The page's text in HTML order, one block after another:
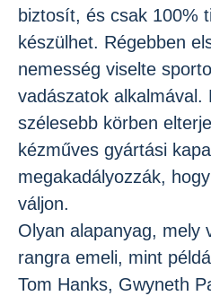
biztosít, és csak 100%
készülhet. Régebben
nemesség viselte
vadászatok alkalmával.
szélesebb körben
kézműves gyártási
megakadályozzák,
váljon.
Olyan alapanyag, mely
rangra emeli, mint
Tom Hanks, Gwyneth